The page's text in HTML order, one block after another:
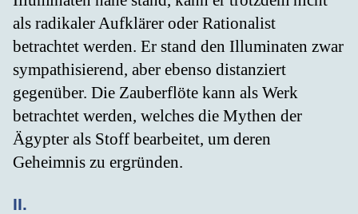
als radikaler Aufklärer oder Rationalist
betrachtet werden. Er stand den Illuminaten zwar
sympathisierend, aber ebenso distanziert
gegenüber. Die Zauberflöte kann als Werk
betrachtet werden, welches die Mythen der
Ägypter als Stoff bearbeitet, um deren
Geheimnis zu ergründen.
II.